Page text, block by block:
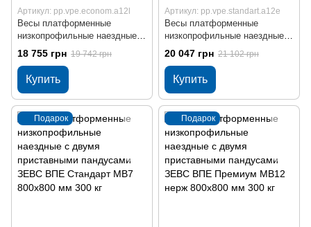
Артикул: рp.vpe.econom.a12l
Весы платформенные
низкопрофильные наездные с
двумя приставными
пандусами ЗЕВС ВПЕ
Бюджет МВ6 800x800 мм 300
18 755 грн 19 742 грн
Купить
Артикул: рp.vpe.standart.a12e
Весы платформенные
низкопрофильные наездные с
двумя приставными
пандусами ЗЕВС ВПЕ
Стандарт МВ12 800x800 мм
300 кг
20 047 грн 21 102 грн
Купить
Подарок Подарок